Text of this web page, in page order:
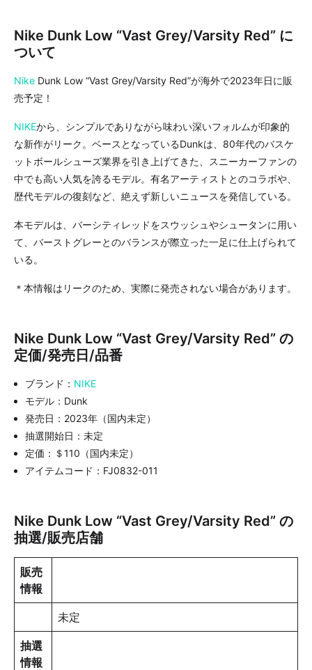
Nike Dunk Low “Vast Grey/Varsity Red” に
ついて
Nike Dunk Low “Vast Grey/Varsity Red”が海外で2023年日に販
売予定！
NIKEから、シンプルでありながら味わい深いフォルムが印象的
な新作がリーク。ベースとなっているDunkは、80年代のバスケ
ットボールシューズ業界を引き上げてきた、スニーカーファンの
中でも高い人気を誇るモデル。有名アーティストとのコラボや、
歴代モデルの復刻など、絶えず新しいニュースを発信している。
本モデルは、バーシティレッドをスウッシュやシュータンに用い
て、バーストグレーとのバランスが際立った一足に仕上げられて
いる。
＊本情報はリークのため、実際に発売されない場合があります。
Nike Dunk Low “Vast Grey/Varsity Red” の
定価/発売日/品番
ブランド： NIKE
モデル：Dunk
発売日：2023年（国内未定）
抽選開始日：未定
定価：＄110（国内未定）
アイテムコード：FJ0832-011
Nike Dunk Low “Vast Grey/Varsity Red” の
抽選/販売店舗
販売
情報
未定
抽選
情報